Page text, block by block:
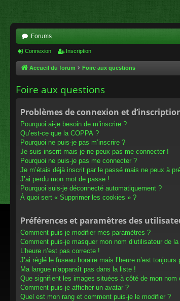
Forums
Connexion Inscription
Accueil du forum Foire aux questions
Foire aux questions
Problèmes de connexion et
Pourquoi ai-je besoin de m’inscrire ?
Qu’est-ce que la COPPA ?
Pourquoi ne puis-je pas m’inscrire ?
Je suis inscrit mais je ne peux pas me connecter !
Pourquoi ne puis-je pas me connecter ?
Je m’étais déjà inscrit par le passé mais ne peux à
J’ai perdu mon mot de passe !
Pourquoi suis-je déconnecté automatiquement ?
À quoi sert « Supprimer les cookies » ?
Préférences et paramètres des
Comment puis-je modifier mes paramètres ?
Comment puis-je masquer mon nom d’utilisateur de
L’heure n’est pas correcte !
J’ai réglé le fuseau horaire mais l’heure n’est toujours
Ma langue n’apparaît pas dans la liste !
Que signifient les images situées à côté de mon nom
Comment puis-je afficher un avatar ?
Quel est mon rang et comment puis-je le modifier ?